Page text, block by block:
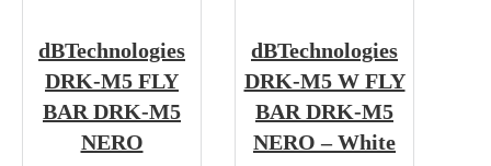
dBTechnologies
DRK-M5 FLY
BAR DRK-M5
NERO
dBTechnologies
DRK-M5 W FLY
BAR DRK-M5
NERO – White